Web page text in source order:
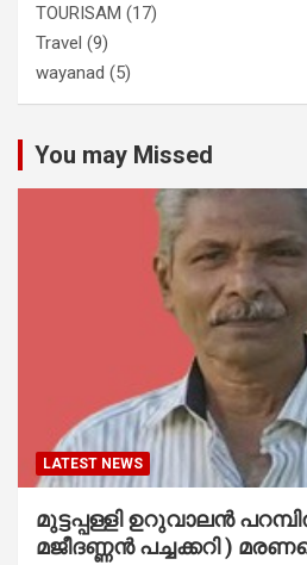
TOURISAM (17)
Travel (9)
wayanad (5)
You may Missed
LATEST NEWS
മുട്ടപ്പള്ളി ഉറുവാലൻ
മജീദണ്ണൻ പച്ചക്കറി )